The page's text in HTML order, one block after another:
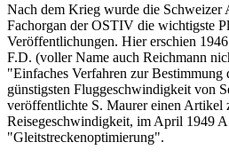
Nach dem Krieg wurde die Schweizer
Fachorgan der OSTIV die wichtigste
Veröffentlichungen. Hier erschien
F.D. (voller Name auch Reichmann
"Einfaches Verfahren zur Bestimmung
günstigsten Fluggeschwindigkeit von
veröffentlichte S. Maurer einen Artikel
Reisegeschwindigkeit, im April 1949
"Gleitstreckenoptimierung".